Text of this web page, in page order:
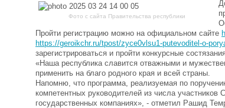
Фото с сайта Правительства республики
Пройти регистрацию можно на официальном сайте
https://geroikchr.ru/tpost/zyce0vlsu1-putevoditel-o-
зарегистрироваться и пройти конкурсные
«Наша республика славится отважными и
применить на благо родного края и всей страны.
Напомню, что программа, реализуемая по
компетентных руководителей из числа
государственных компаниях», - отметил Рашид